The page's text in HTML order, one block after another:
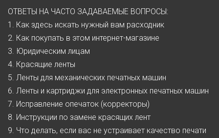
ОТВЕТЫ НА ЧАСТО ЗАДАВАЕМЫЕ ВОПРОСЫ:
1. Как здесь искать нужный вам расходник
2. Как покупать в этом интернет-магазине
3. Юридическим лицам
4. Красящие ленты
5. Ленты для механических печатных машин
6. Ленты и картриджи для электронных печатных машин
7. Исправление опечаток (корректоры)
8. Инструкции по замене красящих лент
9. Что делать, если вас не устраивает качество печати